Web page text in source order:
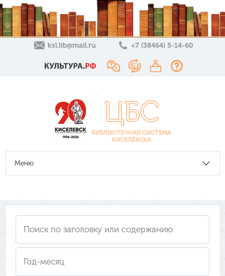
ksl.lib@mail.ru +7 (38464) 5-14-60
Меню